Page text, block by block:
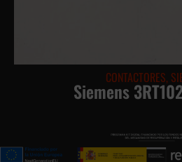
CONTACTORES,
Siemens